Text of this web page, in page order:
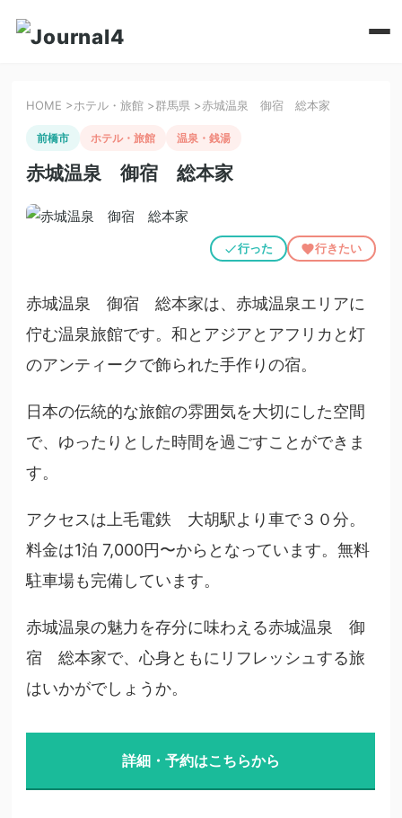
HOME >ホテル・旅館 >群馬県 >赤城温泉 御宿 総本家
前橋市 ホテル・旅館 温泉・銭湯
赤城温泉 御宿 総本家
行った 行きたい
赤城温泉 御宿 総本家は、赤城温泉エリアに
佇む温泉旅館です。和とアジアとアフリカと灯
のアンティークで飾られた手作りの宿。
日本の伝統的な旅館の雰囲気を大切にした空間
で、ゆったりとした時間を過ごすことができま
す。
アクセスは上毛電鉄 大胡駅より車で３０分。
料金は1泊 7,000円〜からとなっています。無料
駐車場も完備しています。
赤城温泉の魅力を存分に味わえる赤城温泉 御
宿 総本家で、心身ともにリフレッシュする旅
はいかがでしょうか。
詳細・予約はこちらから